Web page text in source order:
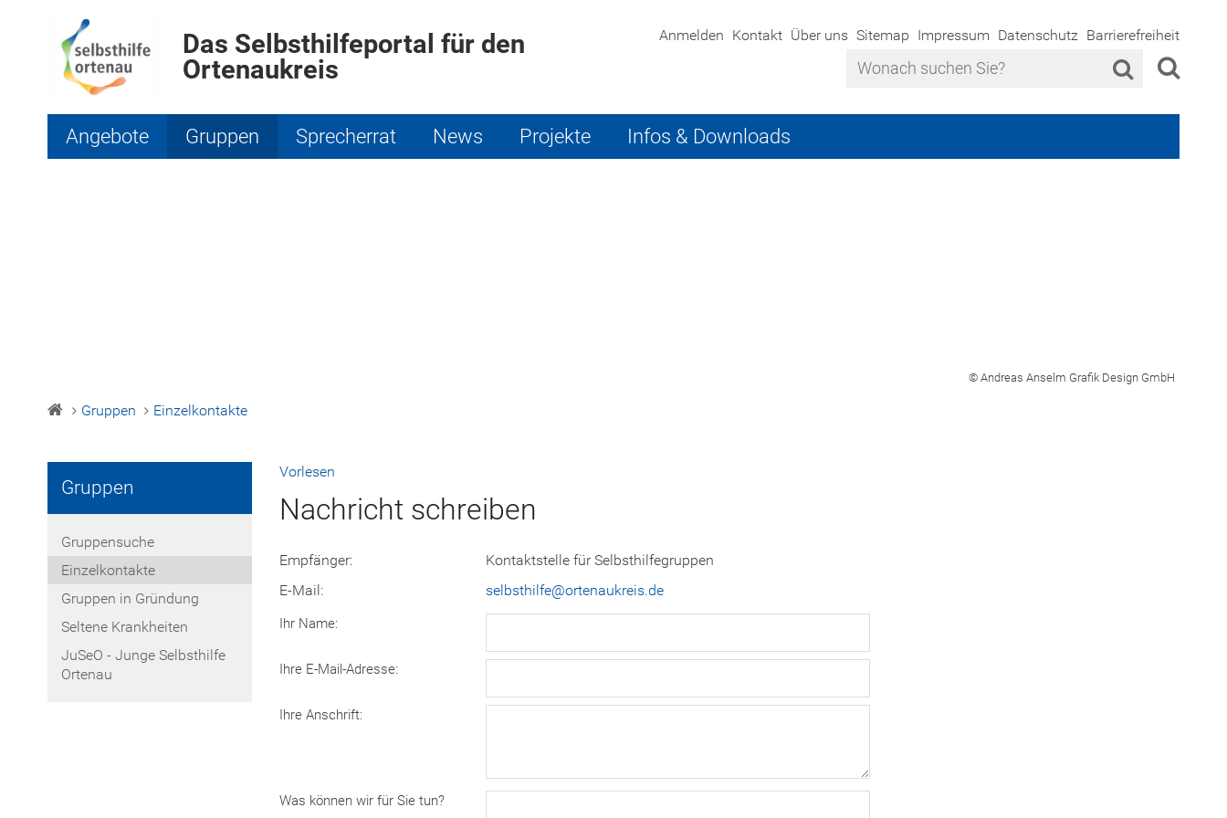
Das Selbsthilfeportal für den
Ortenaukreis
Anmelden Kontakt Über uns Sitemap Impressum Datenschutz Barrierefreiheit
Angebote Gruppen Sprecherrat News Projekte Infos & Downloads
© Andreas Anselm Grafik Design GmbH
Gruppen Einzelkontakte
Gruppen
Gruppensuche
Einzelkontakte
Gruppen in Gründung
Seltene Krankheiten
JuSeO - Junge Selbsthilfe
Ortenau
Vorlesen
Nachricht schreiben
Empfänger:
Kontaktstelle für Selbsthilfegruppen
E-Mail:
selbsthilfe@ortenaukreis.de
Ihr Name:
Ihre E-Mail-Adresse:
Ihre Anschrift:
Was können wir für Sie tun?